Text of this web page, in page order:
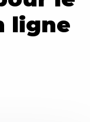
ligne